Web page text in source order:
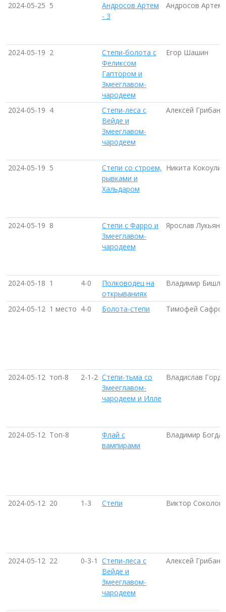
2024-05-25 5
Андросов Артем
- 3
Андросов Артем
2024-05-19 2
Степи-болота с
Феликсом
Гаптором и
Змееглавом-
чародеем
Егор Шашин
2024-05-19 4
Степи-леса с
Вейде и
Змееглавом-
чародеем
Алексей
2024-05-19 5
Степи со строем,
рывками и
Хальдаром
Никита Кокоулин
2024-05-19 8
Степи с Фарро и
Змееглавом-
чародеем
Ярослав
2024-05-18 1 4-0
Полководец на
открываниях
Владимир
2024-05-12 1 место 4-0 Болота-степи Тимофей
2024-05-12 топ-8 2-1-2 Степи-тьма со
Змееглавом-
чародеем и Илле
Владислав
2024-05-12 Топ-8
Флай с
вампирами
Владимир
2024-05-12 20 1-3 Степи Виктор Соколов
2024-05-12 22 0-3-1 Степи-леса с
Вейде и
Змееглавом-
чародеем
Алексей